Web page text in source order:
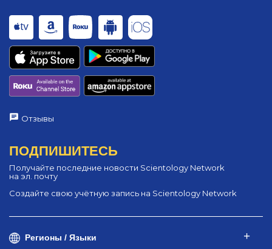
Отзывы
ПОДПИШИТЕСЬ
Получайте последние новости Scientology Network
на эл. почту
Создайте свою учётную запись на Scientology Network
Регионы / Языки